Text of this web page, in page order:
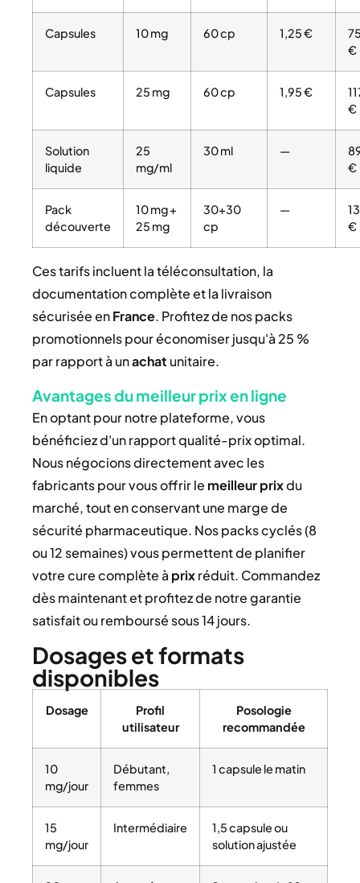
Capsules 10 mg 60 cp 1,25 €
€
Capsules 25 mg 60 cp 1,95 €
€
Solution
liquide
25
mg/ml
30 ml —
€
Pack
découverte
10 mg +
25 mg
30+30
cp
—
€
Ces tarifs incluent la téléconsultation, la
documentation complète et la livraison
sécurisée enFrance. Profitez de nos packs
promotionnels pour économiser jusqu'à 25 %
par rapport à unachat unitaire.
Avantages du meilleur prix en ligne
En optant pour notre plateforme, vous
bénéficiez d'un rapport qualité-prix optimal.
Nous négocions directement avec les
fabricants pour vous offrir le meilleur prixdu
marché, tout en conservant une marge de
sécurité pharmaceutique. Nos packs cyclés (8
ou 12 semaines) vous permettent de planifier
votre cure complète à prixréduit. Commandez
dès maintenant et profitez de notre garantie
satisfait ou remboursé sous 14 jours.
Dosages et formats
disponibles
Dosage
Profil
utilisateur
Posologie
recommandée
10
mg/jour
Débutant,
femmes
1 capsule le matin
15
mg/jour
Intermédiaire
1,5 capsule ou
solution ajustée